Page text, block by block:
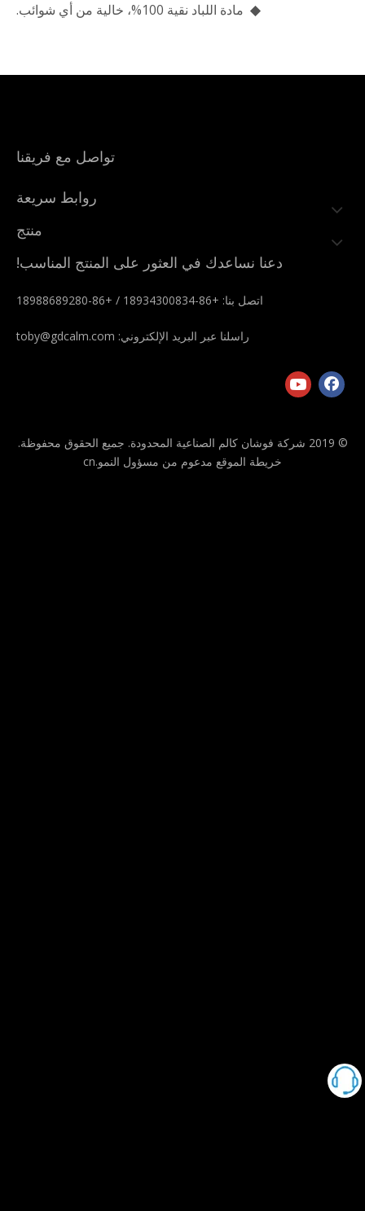
◆ مادة اللباد نقية 100%، خالية من أي شوائب.
تواصل مع فريقنا
روابط سريعة
منتج
دعنا نساعدك في العثور على المنتج المناسب!
اتصل بنا: +86-18934300834 / +86-18988689280
راسلنا عبر البريد الإلكتروني: toby@gdcalm.com
© 2019 شركة فوشان كالم الصناعية المحدودة. جميع الحقوق محفوظة.
خريطة الموقع مدعوم من مسؤول النمو.cn